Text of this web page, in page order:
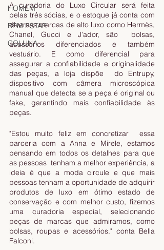
HOMEM
BEM ESTAR
COLUNA
A curadoria do Luxo Circular será feita
pelas três sócias, e o estoque já conta com
diversas marcas de alto luxo como Hermès,
Chanel, Gucci e J'ador, são  bolsas,
acessórios diferenciados e também
vestuário. E como diferencial para
assegurar a confiabilidade e originalidade
das peças, a loja dispõe  do Entrupy,
dispositivo com câmera microscópica
manual que detecta se a peça é original ou
fake, garantindo mais confiabilidade às
peças.
"Estou muito feliz em concretizar  essa
parceria com a Anna e Mirele, estamos
pensando em todos os detalhes para que
as pessoas  tenham a melhor experiência, a
ideia é que a moda circule e que mais
pessoas tenham a oportunidade de adquirir
produtos de luxo em ótimo estado de
conservação e com melhor custo, fizemos
uma curadoria especial, selecionando
peças de marcas que admiramos, como
bolsas, roupas e acessórios." conta Bella
Falconi.